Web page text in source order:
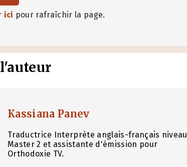
ici pour rafraîchir la page.
Kassiana Panev
Traductrice Interprète anglais-français niveau
Master 2 et assistante d'émission pour
Orthodoxie TV.